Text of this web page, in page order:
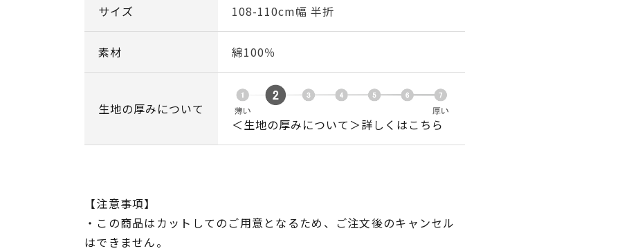
サイズ 108-110cm幅 半折
素材 綿100％
生地の厚みについて
＜生地の厚みについて＞詳しくはこちら
【注意事項】
・この商品はカットしてのご用意となるため、ご注文後のキャンセル
はできません。